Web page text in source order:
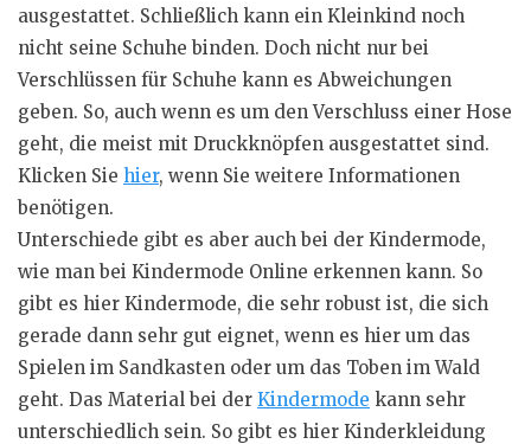
ausgestattet. Schließlich kann ein Kleinkind noch
nicht seine Schuhe binden. Doch nicht nur bei
Verschlüssen für Schuhe kann es Abweichungen
geben. So, auch wenn es um den Verschluss einer Hose
geht, die meist mit Druckknöpfen ausgestattet sind.
Klicken Sie hier, wenn Sie weitere Informationen
benötigen.
Unterschiede gibt es aber auch bei der Kindermode,
wie man bei Kindermode Online erkennen kann. So
gibt es hier Kindermode, die sehr robust ist, die sich
gerade dann sehr gut eignet, wenn es hier um das
Spielen im Sandkasten oder um das Toben im Wald
geht. Das Material bei der Kindermode kann sehr
unterschiedlich sein. So gibt es hier Kinderkleidung